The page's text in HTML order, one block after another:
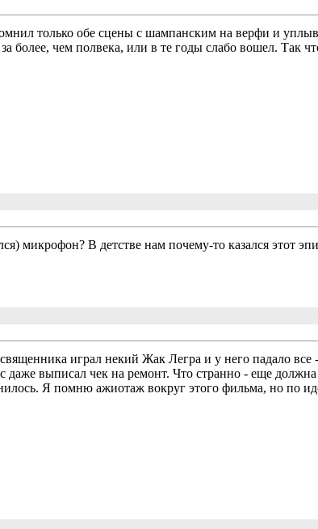
только обе сцены с шампанским на верфи и
более, чем полвека, или в те годы слабо вошел. Так
микрофон? В детстве нам почему-то казался этот
играл некий Жак Легра и у него падало
выписал чек на ремонт. Что странно - еще
Я помню ажиотаж вокруг этого фильма, но по